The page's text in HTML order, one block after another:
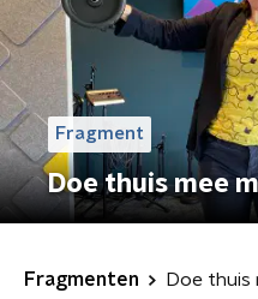
Fragment
Doe thuis mee
Fragmenten Doe thuis